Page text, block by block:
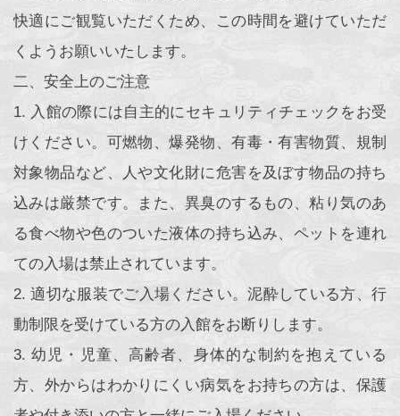
快適にご観覧いただくため、この時間を避けていただ
くようお願いいたします。
二、安全上のご注意
1. 入館の際には自主的にセキュリティチェックをお受
けください。可燃物、爆発物、有毒・有害物質、規制
対象物品など、人や文化財に危害を及ぼす物品の持ち
込みは厳禁です。また、異臭のするもの、粘り気のあ
る食べ物や色のついた液体の持ち込み、ペットを連れ
ての入場は禁止されています。
2. 適切な服装でご入場ください。泥酔している方、行
動制限を受けている方の入館をお断りします。
3. 幼児・児童、高齢者、身体的な制約を抱えている
方、外からはわかりにくい病気をお持ちの方は、保護